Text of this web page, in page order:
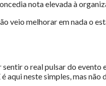
nota elevada à
veio melhorar em nada o
o real pulsar do evento
aqui neste simples, mas